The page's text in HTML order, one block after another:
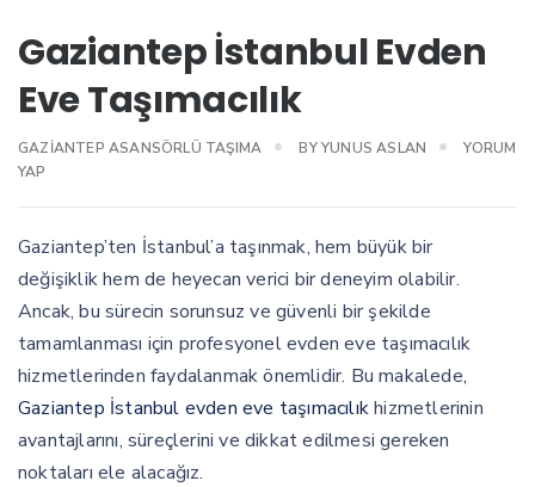
Gaziantep İstanbul Evden
Eve Taşımacılık
GAZIANTEP ASANSÖRLÜ TAŞIMA BYYUNUS ASLAN
YORUM
YAP
Gaziantep’ten İstanbul’a taşınmak, hem büyük bir
değişiklik hem de heyecan verici bir deneyim olabilir.
Ancak, bu sürecin sorunsuz ve güvenli bir şekilde
tamamlanması için profesyonel evden eve taşımacılık
hizmetlerinden faydalanmak önemlidir. Bu makalede,
Gaziantep İstanbul evden eve taşımacılıkhizmetlerinin
avantajlarını, süreçlerini ve dikkat edilmesi gereken
noktaları ele alacağız.